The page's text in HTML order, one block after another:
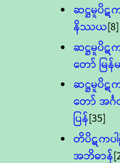
ဆဋ္ဌမူပိ
နိဿယ[8]
ဆဋ္ဌမူပိဋ
တော် မြန်
ဆဋ္ဌမူပိဋ
တော် အင်္
ပြန်[35]
တိပိဋကပါ
အဘိဓာန်